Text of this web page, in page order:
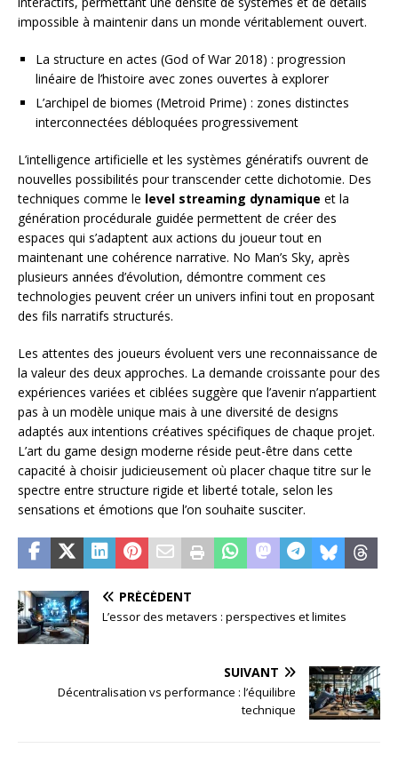
impossible à maintenir dans un monde véritablement ouvert.
La structure en actes (God of War 2018) : progression
linéaire de l’histoire avec zones ouvertes à explorer
L’archipel de biomes (Metroid Prime) : zones distinctes
interconnectées débloquées progressivement
L’intelligence artificielle et les systèmes génératifs ouvrent de
nouvelles possibilités pour transcender cette dichotomie. Des
techniques comme le level streaming dynamique et la
génération procédurale guidée permettent de créer des
espaces qui s’adaptent aux actions du joueur tout en
maintenant une cohérence narrative. No Man’s Sky, après
plusieurs années d’évolution, démontre comment ces
technologies peuvent créer un univers infini tout en proposant
des fils narratifs structurés.
Les attentes des joueurs évoluent vers une reconnaissance de
la valeur des deux approches. La demande croissante pour des
expériences variées et ciblées suggère que l’avenir n’appartient
pas à un modèle unique mais à une diversité de designs
adaptés aux intentions créatives spécifiques de chaque projet.
L’art du game design moderne réside peut-être dans cette
capacité à choisir judicieusement où placer chaque titre sur le
spectre entre structure rigide et liberté totale, selon les
sensations et émotions que l’on souhaite susciter.
PRÉCÉDENT
L’essor des metavers : perspectives et limites
SUIVANT
Décentralisation vs performance : l’équilibre
technique